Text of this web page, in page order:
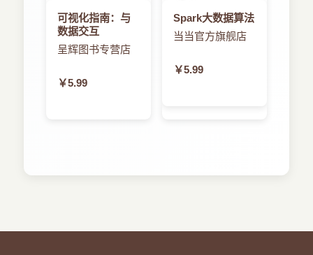
6.3 容器用于科学 61
6.4 构建你自己的容器 62
6.5 小结 63
第7章 弹性部署 64
7.2.4 在Azure上部署HPC集群 70
7.5 图数据流的执行和Spark 73
享吗？我怎么在云里计算？云计算可以大规模化
吗？如果我想计算大量数据会怎样？我应该在工作
中使用云平台服务吗？ 哪些是对科学和工程有用
的？我怎么建立自己的云服务？我可以使它们按需
规模化以解决真正的大问题吗？在科学和工程方面
一切都在流动，没有什么是静止的。就如2500年前
可视化指南：与
数据交互
呈辉图书专营店
￥5.99
Spark大数据算法
当当官方旗舰店
￥5.99